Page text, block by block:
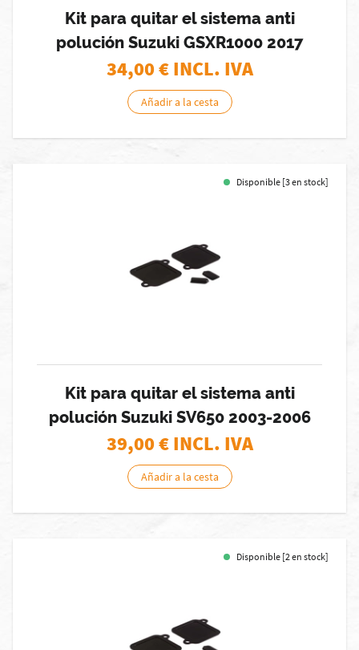
Kit para quitar el sistema anti
polución Suzuki GSXR1000 2017
34,00€ INCL. IVA
Añadir a la cesta
Disponible [3 en stock]
Kit para quitar el sistema anti
polución Suzuki SV650 2003-2006
39,00€ INCL. IVA
Añadir a la cesta
Disponible [2 en stock]